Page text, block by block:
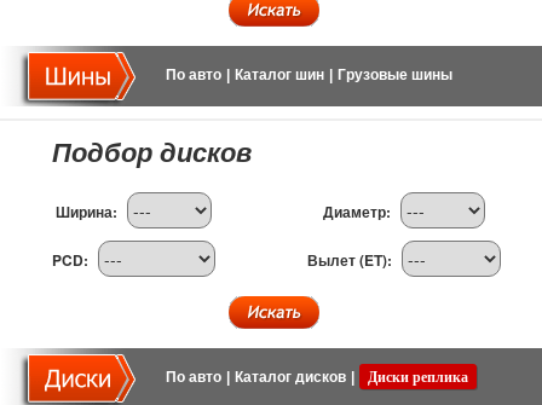
По авто Каталог шин Грузовые шины
Подбор дисков
Ширина: Диаметр:
PCD: Вылет (ET):
По авто Каталог дисков Диски реплика